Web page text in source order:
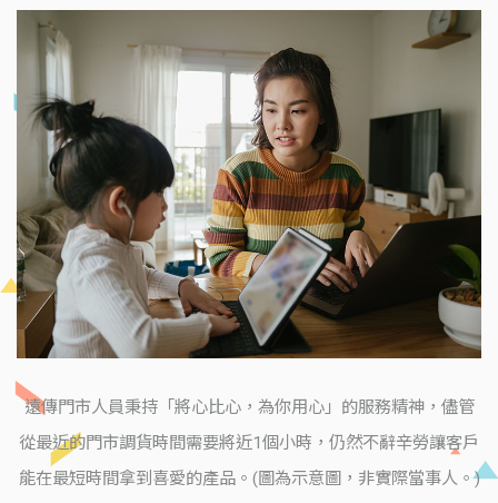
遠傳門市人員秉持「將心比心，為你用心」的服務精神，儘管
從最近的門市調貨時間需要將近1個小時，仍然不辭辛勞讓客戶
能在最短時間拿到喜愛的產品。(圖為示意圖，非實際當事人。)